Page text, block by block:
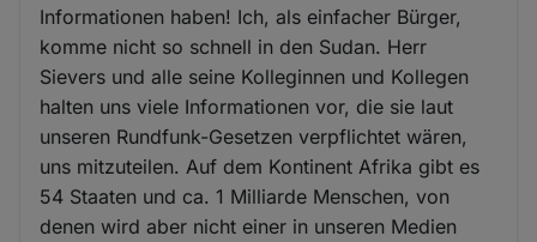
Informationen haben! Ich, als einfacher Bürger,
komme nicht so schnell in den Sudan. Herr
Sievers und alle seine Kolleginnen und Kollegen
halten uns viele Informationen vor, die sie laut
unseren Rundfunk-Gesetzen verpflichtet wären,
uns mitzuteilen. Auf dem Kontinent Afrika gibt es
54 Staaten und ca. 1 Milliarde Menschen, von
denen wird aber nicht einer in unseren Medien